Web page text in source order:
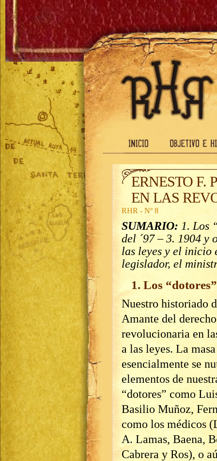
ERNESTO F.
EN LAS
RHR - Nº 8
SUMARIO: 1. Los
del ´97 – 3. 1904 y
las leyes y el inicio
legislador, el
1. Los
Nuestro historiado
Amante del
revolucionaria en
a las leyes. La
esencialmente se
elementos de
“dotores” como
Basilio Muñoz,
como los médicos
A. Lamas, Baena,
Cabrera y Ros), o